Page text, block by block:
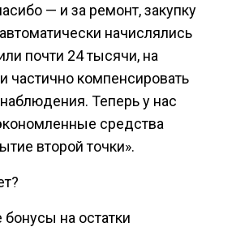
— и за ремонт, закупку
начислялись
почти 24 тысячи, на
частично компенсировать
Теперь у нас
средства
второй точки».
на остатки